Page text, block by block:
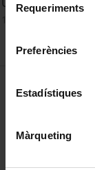
consultar la
de Requeriments
Preferències
Estadístiques
Màrqueting